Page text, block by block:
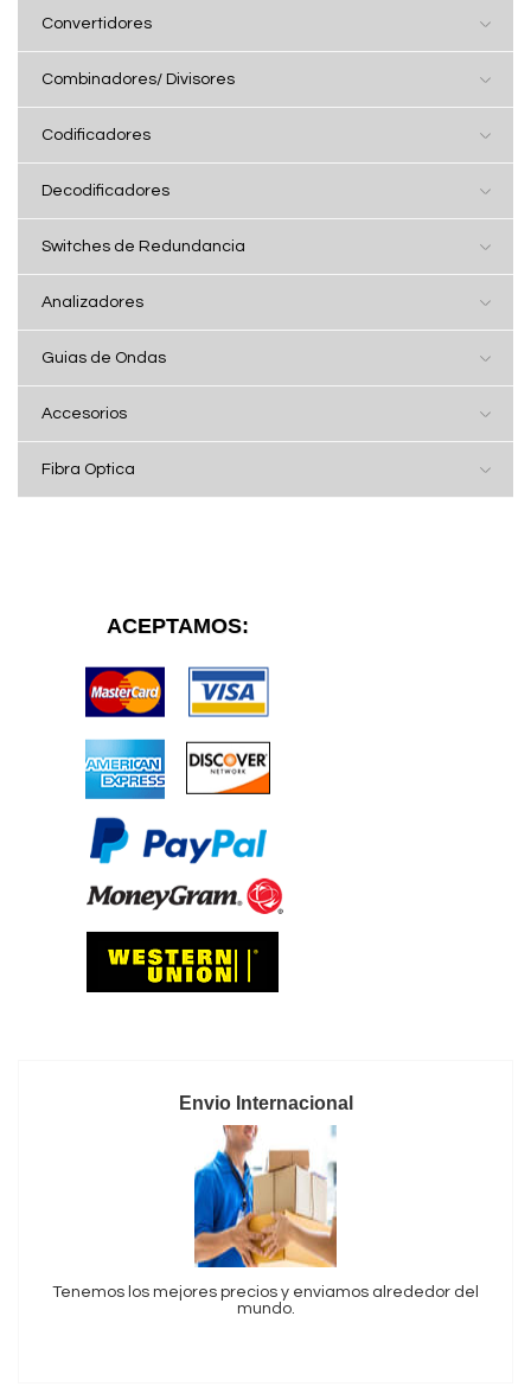
Convertidores
Combinadores/ Divisores
Codificadores
Decodificadores
Switches de Redundancia
Analizadores
Guias de Ondas
Accesorios
Fibra Optica
ACEPTAMOS:
Envio Internacional
Tenemos los mejores precios y enviamos alrededor del
mundo.